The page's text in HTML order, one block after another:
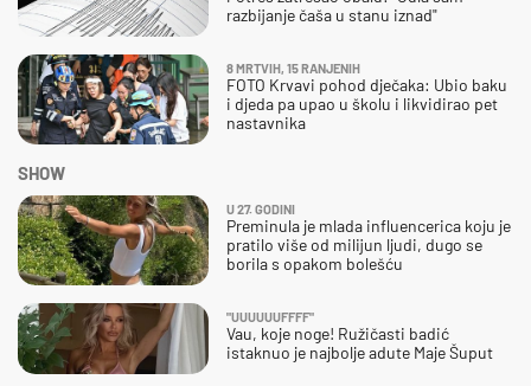
razbijanje čaša u stanu iznad"
8 MRTVIH, 15 RANJENIH
FOTO Krvavi pohod dječaka: Ubio baku
i djeda pa upao u školu i likvidirao pet
nastavnika
SHOW
U 27. GODINI
Preminula je mlada influencerica koju je
pratilo više od milijun ljudi, dugo se
borila s opakom bolešću
"UUUUUUFFFF"
Vau, koje noge! Ružičasti badić
istaknuo je najbolje adute Maje Šuput